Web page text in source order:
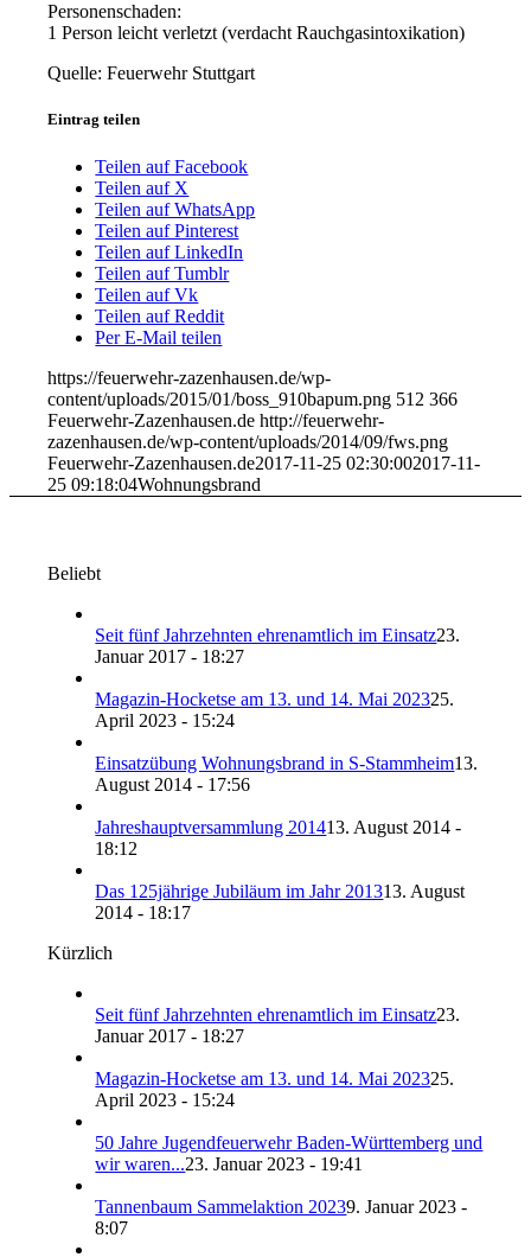
Personenschaden:
1 Person leicht verletzt (verdacht Rauchgasintoxikation)
Quelle: Feuerwehr Stuttgart
Eintrag teilen
Teilen auf Facebook
Teilen auf X
Teilen auf WhatsApp
Teilen auf Pinterest
Teilen auf LinkedIn
Teilen auf Tumblr
Teilen auf Vk
Teilen auf Reddit
Per E-Mail teilen
https://feuerwehr-zazenhausen.de/wp-
content/uploads/2015/01/boss_910bapum.png 512 366
Feuerwehr-Zazenhausen.de http://feuerwehr-
zazenhausen.de/wp-content/uploads/2014/09/fws.png
Feuerwehr-Zazenhausen.de2017-11-25 02:30:002017-11-
25 09:18:04Wohnungsbrand
Beliebt
Seit fünf Jahrzehnten ehrenamtlich im Einsatz23.
Januar 2017 - 18:27
Magazin-Hocketse am 13. und 14. Mai 202325.
April 2023 - 15:24
Einsatzübung Wohnungsbrand in S-Stammheim13.
August 2014 - 17:56
Jahreshauptversammlung 201413. August 2014 -
18:12
Das 125jährige Jubiläum im Jahr 201313. August
2014 - 18:17
Kürzlich
Seit fünf Jahrzehnten ehrenamtlich im Einsatz23.
Januar 2017 - 18:27
Magazin-Hocketse am 13. und 14. Mai 202325.
April 2023 - 15:24
50 Jahre Jugendfeuerwehr Baden-Württemberg und
wir waren...23. Januar 2023 - 19:41
Tannenbaum Sammelaktion 20239. Januar 2023 -
8:07